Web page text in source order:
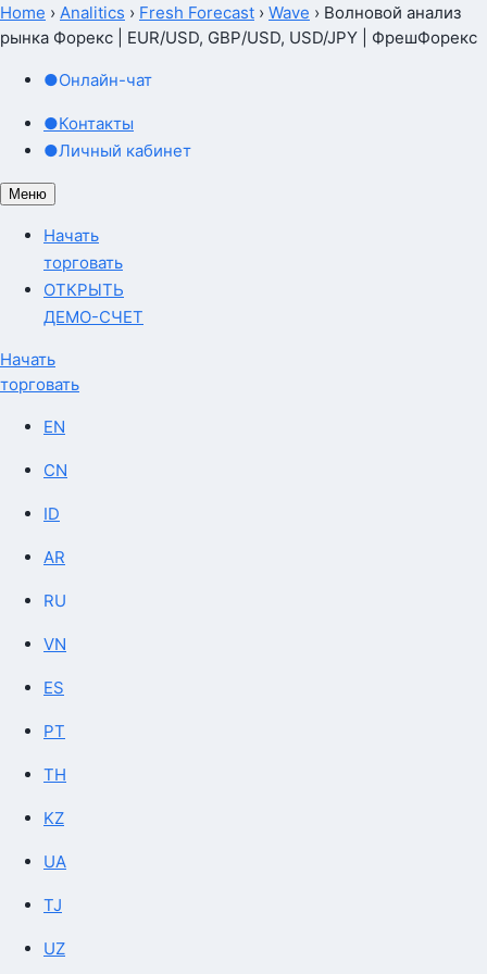
Home › Analitics › Fresh Forecast › Wave › Волновой анализ
рынка Форекс | EUR/USD, GBP/USD, USD/JPY | ФрешФорекс
●Онлайн-чат
●Контакты
●Личный кабинет
Меню
Начать
торговать
ОТКРЫТЬ
ДЕМО-СЧЕТ
Начать
торговать
EN
CN
ID
AR
RU
VN
ES
PT
TH
KZ
UA
TJ
UZ